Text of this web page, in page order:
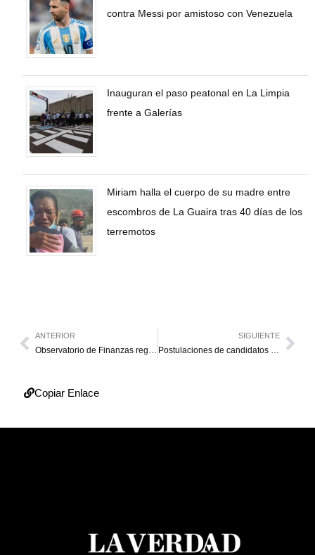
contra Messi por amistoso con Venezuela
Inauguran el paso peatonal en La Limpia
frente a Galerías
Miriam halla el cuerpo de su madre entre
escombros de La Guaira tras 40 días de los
terremotos
ANTERIOR
Observatorio de Finanzas registra inflación de 13,1 % en marzo
SIGUIENTE
Postulaciones de candidatos a elecciones del 25M inician este lunes
Copiar Enlace